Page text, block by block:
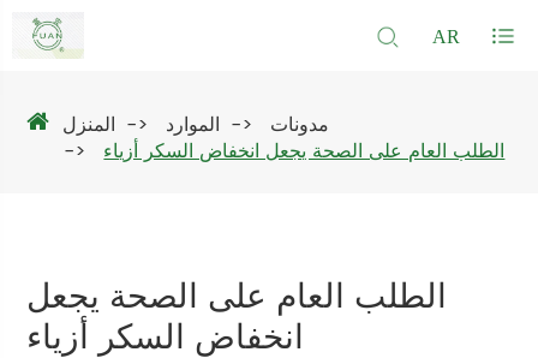
AR
المنزل الموارد
مدونات
الطلب العام على الصحة يجعل انخفاض السكر أزياء
الطلب العام على الصحة يجعل
انخفاض السكر أزياء